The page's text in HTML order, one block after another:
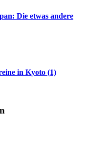
Die etwas andere
in Kyoto (1)